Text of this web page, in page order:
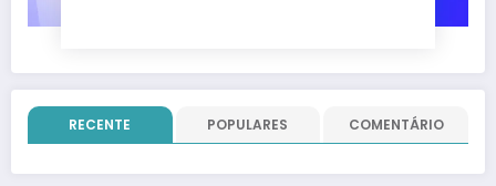
RECENTE POPULARES COMENTÁRIO